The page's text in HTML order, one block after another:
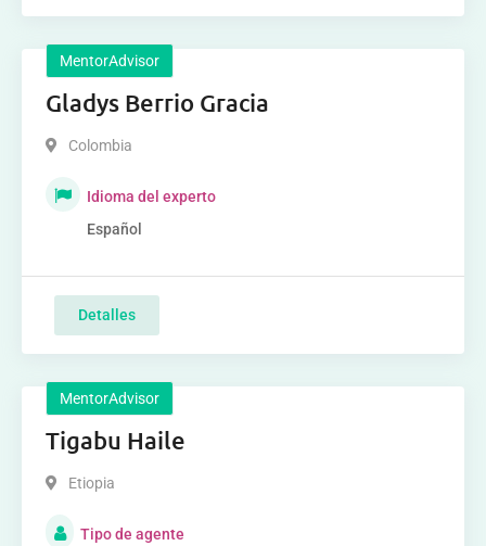
MentorAdvisor
Gladys Berrio Gracia
Colombia
Idioma del experto
Español
Detalles
MentorAdvisor
Tigabu Haile
Etiopia
Tipo de agente